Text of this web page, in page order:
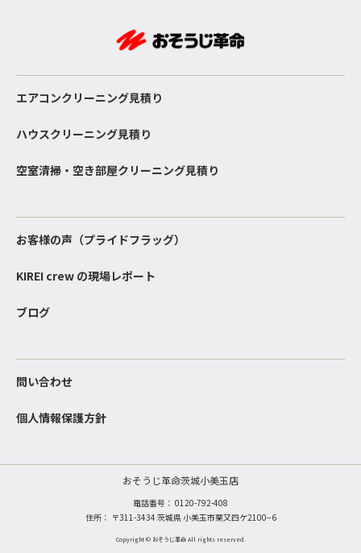
エアコンクリーニング見積り
ハウスクリーニング見積り
空室清掃・空き部屋クリーニング見積り
お客様の声（プライドフラッグ）
KIREI crew の現場レポート
ブログ
問い合わせ
個人情報保護方針
おそうじ革命茨城小美玉店
電話番号： 0120-792-408
住所： 〒311-3434 茨城県 小美玉市栗又四ケ2100−6
Copyright © おそうじ革命 All rights reserved.